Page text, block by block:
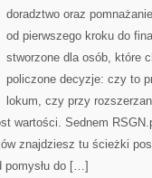
doradztwo oraz
od pierwszego kroku do
stworzone dla osób, które
policzone decyzje: czy to
lokum, czy przy
wartości. Sednem
znajdziesz tu ścieżki
pomysłu do […]